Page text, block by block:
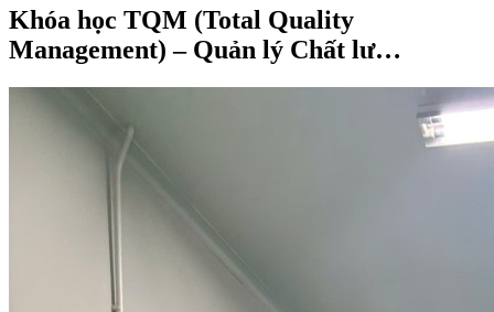
Khóa học TQM (Total Quality
Management) – Quản lý Chất lư…